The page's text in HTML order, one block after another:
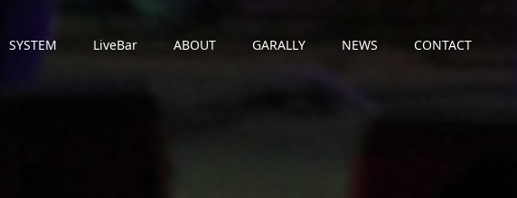
SYSTEM LiveBar ABOUT GARALLY NEWS CONTACT